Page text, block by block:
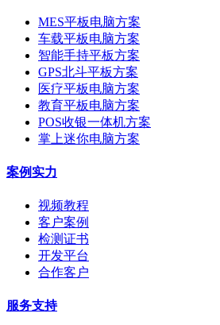
MES平板电脑方案
车载平板电脑方案
智能手持平板方案
GPS北斗平板方案
医疗平板电脑方案
教育平板电脑方案
POS收银一体机方案
掌上迷你电脑方案
案例实力
视频教程
客户案例
检测证书
开发平台
合作客户
服务支持